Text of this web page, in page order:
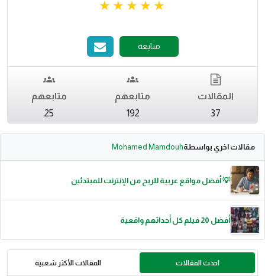
متابعة
المقالات
37
متابعهم
192
متابعهم
25
مقالات اخري بواسطةMohamed Mamdouh
💡 أفضل مواقع عربية للربح من الإنترنت للمبتدئين
أفضل 20 فيلم كل أحداثهم واقعية
احدث المقالات المقالات الأكثر شعبية